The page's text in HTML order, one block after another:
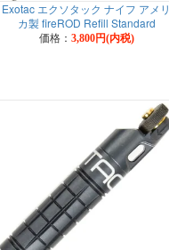
Exotac エクソタック ナイフ アメリ
カ製 fireROD Refill Standard
価格： 3,800円(内税)